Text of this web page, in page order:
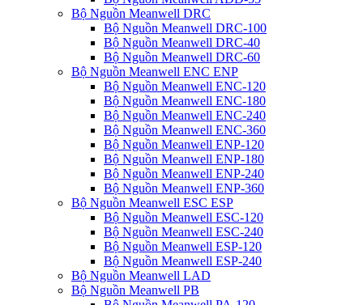
Bộ Nguồn Meanwell DRC
Bộ Nguồn Meanwell DRC-100
Bộ Nguồn Meanwell DRC-40
Bộ Nguồn Meanwell DRC-60
Bộ Nguồn Meanwell ENC ENP
Bộ Nguồn Meanwell ENC-120
Bộ Nguồn Meanwell ENC-180
Bộ Nguồn Meanwell ENC-240
Bộ Nguồn Meanwell ENC-360
Bộ Nguồn Meanwell ENP-120
Bộ Nguồn Meanwell ENP-180
Bộ Nguồn Meanwell ENP-240
Bộ Nguồn Meanwell ENP-360
Bộ Nguồn Meanwell ESC ESP
Bộ Nguồn Meanwell ESC-120
Bộ Nguồn Meanwell ESC-240
Bộ Nguồn Meanwell ESP-120
Bộ Nguồn Meanwell ESP-240
Bộ Nguồn Meanwell LAD
Bộ Nguồn Meanwell PB